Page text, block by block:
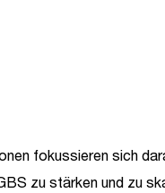
fokussieren sich
zu stärken und zu